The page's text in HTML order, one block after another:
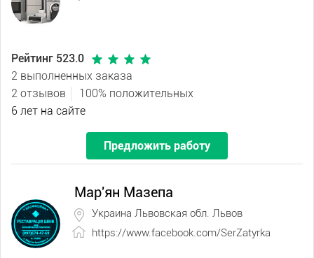
Рейтинг 523.0
2 выполненных заказа
2 отзывов
100% положительных
6 лет на сайте
Предложить работу
Мар'ян Мазепа
Украина Львовская обл. Львов
https://www.facebook.com/SerZatyrka